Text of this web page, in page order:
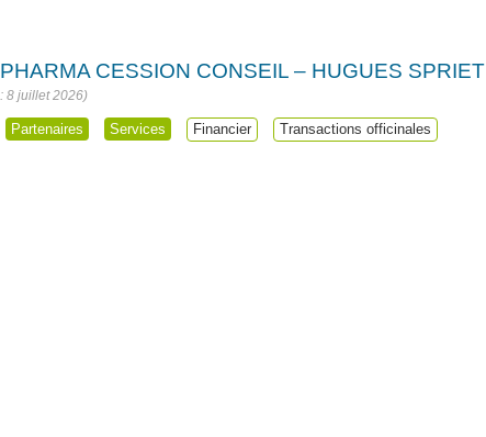
PHARMA CESSION CONSEIL – HUGUES SPRIET
8 juillet 2026
Partenaires Services Financier Transactions officinales